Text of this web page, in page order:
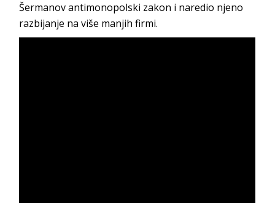
Šermanov antimonopolski zakon i naredio njeno
razbijanje na više manjih firmi.